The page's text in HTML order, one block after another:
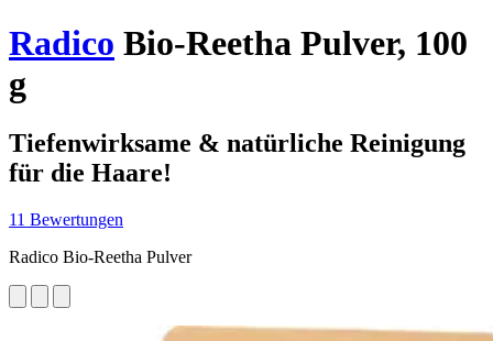
Radico Bio-Reetha Pulver, 100
g
Tiefenwirksame & natürliche Reinigung
für die Haare!
11 Bewertungen
Radico Bio-Reetha Pulver